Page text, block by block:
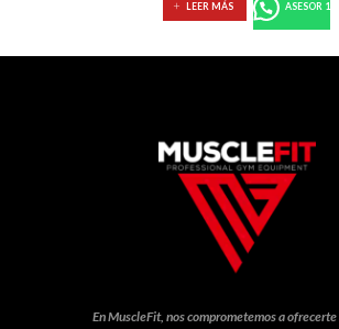
LEER MÁS ASESOR 1
En MuscleFit, nos comprometemos a ofrecerte